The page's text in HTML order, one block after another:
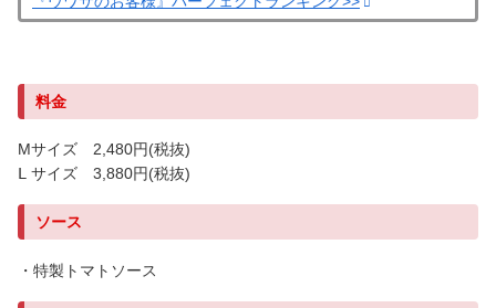
料金
Mサイズ 2,480円(税抜)
Ⅼ サイズ 3,880円(税抜)
ソース
・特製トマトソース